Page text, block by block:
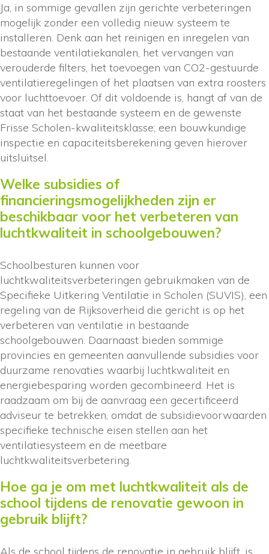
Ja, in sommige gevallen zijn gerichte verbeteringen
mogelijk zonder een volledig nieuw systeem te
installeren. Denk aan het reinigen en inregelen van
bestaande ventilatiekanalen, het vervangen van
verouderde filters, het toevoegen van CO2-gestuurde
ventilatieregelingen of het plaatsen van extra roosters
voor luchttoevoer. Of dit voldoende is, hangt af van de
staat van het bestaande systeem en de gewenste
Frisse Scholen-kwaliteitsklasse; een bouwkundige
inspectie en capaciteitsberekening geven hierover
uitsluitsel.
Welke subsidies of
financieringsmogelijkheden zijn er
beschikbaar voor het verbeteren van
luchtkwaliteit in schoolgebouwen?
Schoolbesturen kunnen voor
luchtkwaliteitsverbeteringen gebruikmaken van de
Specifieke Uitkering Ventilatie in Scholen (SUVIS), een
regeling van de Rijksoverheid die gericht is op het
verbeteren van ventilatie in bestaande
schoolgebouwen. Daarnaast bieden sommige
provincies en gemeenten aanvullende subsidies voor
duurzame renovaties waarbij luchtkwaliteit en
energiebesparing worden gecombineerd. Het is
raadzaam om bij de aanvraag een gecertificeerd
adviseur te betrekken, omdat de subsidievoorwaarden
specifieke technische eisen stellen aan het
ventilatiesysteem en de meetbare
luchtkwaliteitsverbetering.
Hoe ga je om met luchtkwaliteit als de
school tijdens de renovatie gewoon in
gebruik blijft?